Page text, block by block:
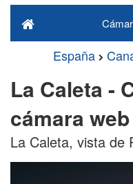
España
La Caleta -
cámara
La Caleta, vista de